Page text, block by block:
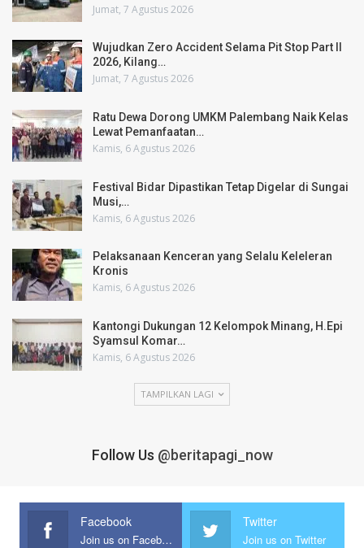
Jumat, 7 Agustus 2026
Wujudkan Zero Accident Selama Pit Stop Part II
2026, Kilang…
Jumat, 7 Agustus 2026
Ratu Dewa Dorong UMKM Palembang Naik Kelas
Lewat Pemanfaatan…
Kamis, 6 Agustus 2026
Festival Bidar Dipastikan Tetap Digelar di Sungai
Musi,…
Kamis, 6 Agustus 2026
Pelaksanaan Kenceran yang Selalu Keleleran
Kronis
Kamis, 6 Agustus 2026
Kantongi Dukungan 12 Kelompok Minang, H.Epi
Syamsul Komar…
Kamis, 6 Agustus 2026
TAMPILKAN LAGI
Follow Us @beritapagi_now
Facebook
Join us on Facebook
Twitter
Join us on Twitter